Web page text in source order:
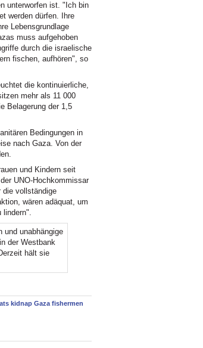
unterworfen ist. "Ich bin
werden dürfen. Ihre
Lebensgrundlage
muss aufgehoben
durch die israelische
fischen, aufhören", so
die kontinuierliche,
mehr als 11 000
Belagerung der 1,5
Bedingungen in
nach Gaza. Von der
und Kindern seit
UNO-Hochkommissar
die vollständige
wären adäquat, um
lindern".
unabhängige
der Westbank
hält sie
kidnap Gaza fishermen